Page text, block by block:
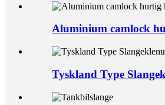
Aluminium camlock
Tyskland Type